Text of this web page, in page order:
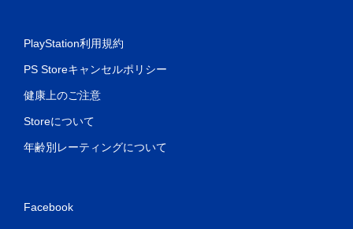
PlayStation利用規約
PS Storeキャンセルポリシー
健康上のご注意
Storeについて
年齢別レーティングについて
Facebook